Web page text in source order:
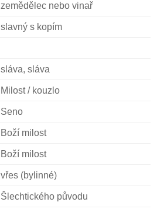
zemědělec nebo vinař
slavný s kopím
sláva, sláva
Milost / kouzlo
Seno
Boží milost
Boží milost
vřes (bylinné)
Šlechtického původu